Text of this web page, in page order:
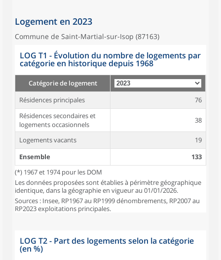
Logement en 2023
Commune de Saint-Martial-sur-Isop (87163)
LOG T1 - Évolution du nombre de logements par
catégorie en historique depuis 1968
Catégorie de logement
Résidences principales
76
Résidences secondaires et
logements occasionnels
38
Logements vacants
19
Ensemble
133
(*) 1967 et 1974 pour les DOM
Les données proposées sont établies à périmètre géographique
identique, dans la géographie en vigueur au 01/01/2026.
Sources : Insee, RP1967 au RP1999 dénombrements, RP2007 au
RP2023 exploitations principales.
LOG T2 - Part des logements selon la catégorie
(en %)